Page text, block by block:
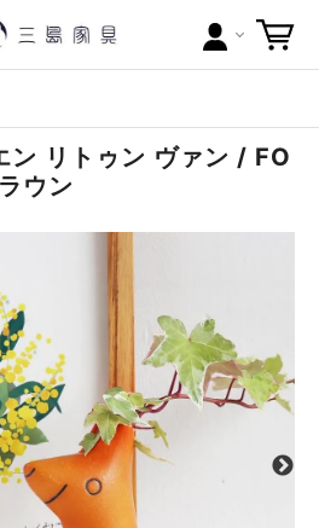
リトゥン ヴァン / FO
ウン